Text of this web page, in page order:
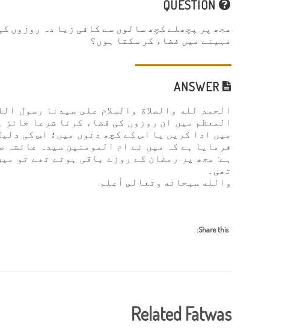
مجھ پر پچھلے کچھ سالوں سے کافی زیا دہ روزوں
مہینے میں فضاء کر سکتا ہوں؟
الحمد لله والصلاة والسلام على سيدنا رسول
المعظم میں ان روزوں کی قضاء کرنا شرعا
میں ادا کریں یا اس کے کچھ دنوں میں؛ اس کی
فرمایا ہے کہ میں نے ام المومنین سیدہ عائشہ
ہے: مجھ پر رمضان کے روزے باقی ہوتے تھے تو
تھی۔
والله سبحانه وتعالى أعلم.
Share this:
Related Fatwas